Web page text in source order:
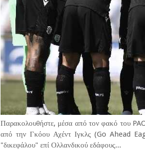
Παρακολουθήστε, μέσα από τον φακό του
από την Γκόου Αχέντ Ιγκλς (Go Ahead
"δικεφάλου" επί Ολλανδικού εδάφους...